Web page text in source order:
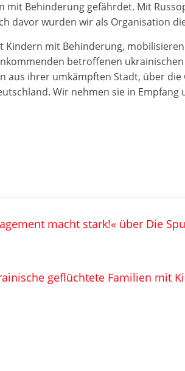
mit Behinderung gefährdet. Mit
davor wurden wir als Organisation
mit Behinderung,
betroffenen
aus ihrer umkämpften Stadt, über die
Wir nehmen sie in Empfang
macht stark!« über Die
geflüchtete Familien mit